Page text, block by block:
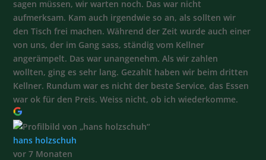
sagen müssen, wir warten noch. Das war nicht
aufmerksam. Kam auch irgendwie so an, als sollten wir
den Tisch frei machen. Während der Zeit wurde auch einer
von uns, der im Gang sass, ständig vom Kellner
angerämpelt. Das war unangenehm. Als wir zahlen
wollten, ging es sehr lang. Gezahlt haben wir beim dritten
Kellner. Rundum war es nicht der beste Service, das Essen
war ok für den Preis. Weiss nicht, ob ich wiederkomme.
hans holzschuh
vor 7 Monaten